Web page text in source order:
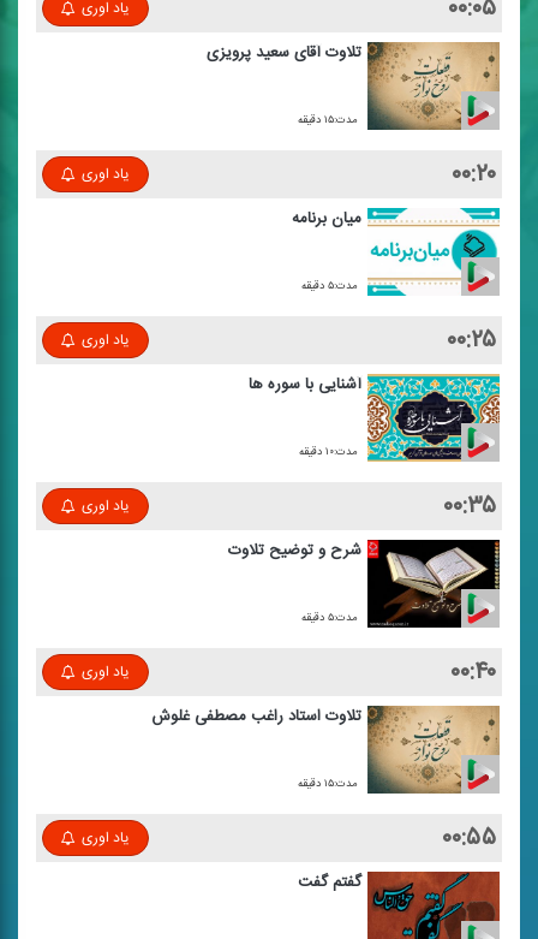
۰۰:۰۵ یاد اوری
تلاوت آقای سعید پرویزی
مدت:۱۵ دقیقه
۰۰:۲۰ یاد اوری
میان برنامه
مدت:۵ دقیقه
۰۰:۲۵ یاد اوری
آشنایی با سوره ها
مدت:۱۰ دقیقه
۰۰:۳۵ یاد اوری
شرح و توضیح تلاوت
مدت:۵ دقیقه
۰۰:۴۰ یاد اوری
تلاوت استاد راغب مصطفی غلوش
مدت:۱۵ دقیقه
۰۰:۵۵ یاد اوری
گفتم گفت